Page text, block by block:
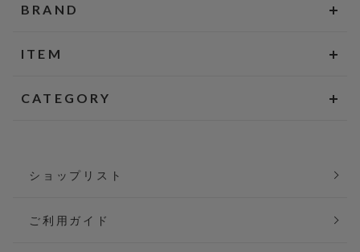
BRAND
ITEM
CATEGORY
ショップリスト
ご利用ガイド